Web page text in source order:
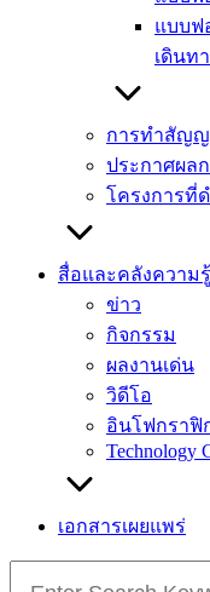
แบบฟ
เดินท
การทำสัญ
ประกาศผล
โครงการที่
สื่อและคลังความรู้
ข่าว
กิจกรรม
ผลงานเด่น
วิดีโอ
อินโฟกราฟิ
Technology
เอกสารเผยแพร่